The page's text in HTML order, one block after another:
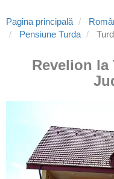
Pagina principală
Pensiune Turda
Revelion la